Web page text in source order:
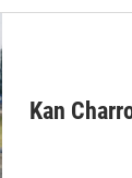
Kan